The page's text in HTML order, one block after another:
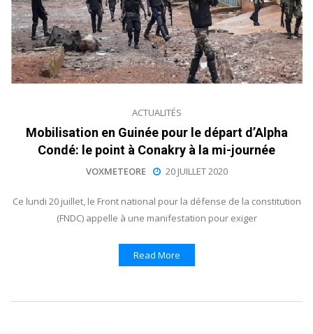
ACTUALITÉS
Mobilisation en Guinée pour le départ d’Alpha
Condé: le point à Conakry à la mi-journée
VOXMETEORE 20 JUILLET 2020
Ce lundi 20 juillet, le Front national pour la défense de la constitution
(FNDC) appelle à une manifestation pour exiger
Read More